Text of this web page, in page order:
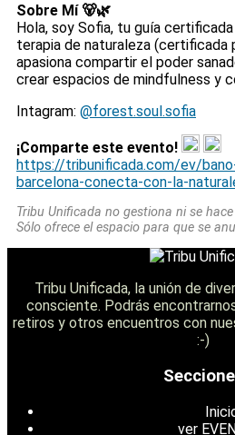
Sobre Mí 🐻🌿
Hola, soy Sofia, tu guía
terapia de naturaleza (certificada
apasiona compartir el poder
crear espacios de mindfulness y
Intagram: @forest.soul.sofia
¡Comparte este evento!
https://tribunificada.com/ev/
barcelona-conecta-con-la-
Tribu Unificada no gestiona ni se
Sólo ofrece el espacio para que se
Tribu Unificada, la unión de
consciente. Podrás
retiros y otros encuentros con
:-)
ver